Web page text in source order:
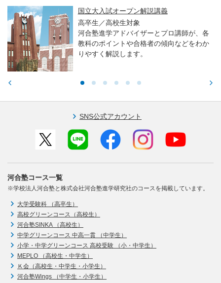
国立大入試オープン解説講義
高卒生／高校生対象
河合塾進学アドバイザーとプロ講師が、各
教科のポイントや合格者の傾向などをわか
りやすく解説します。
SNS公式アカウント
河合塾コース一覧
※学校法人河合塾と株式会社河合塾進学研究社のコースを掲載しています。
大学受験科 （高卒生）
高校グリーンコース（高校生）
河合塾SINKA （高校生）
中学グリーンコース 中高一貫 （中学生）
小学・中学グリーンコース 高校受験 （小・中学生）
MEPLO （高校生・中学生）
Ｋ会（高校生・中学生・小学生）
河合塾Wings （中学生・小学生）